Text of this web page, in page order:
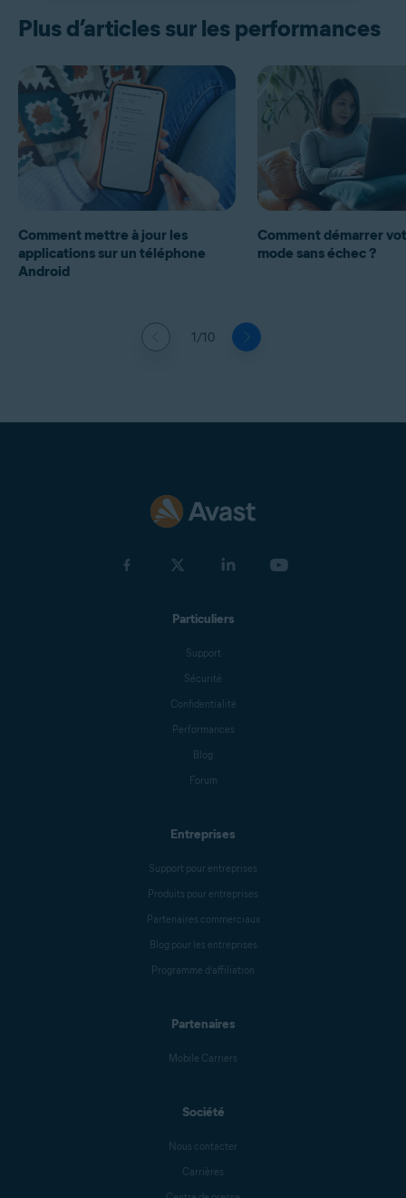
Plus d’articles sur les performances
1/10
Comment mettre à jour les
applications sur un téléphone
Android
Comment démarrer
mode sans échec ?
Particuliers
Support
Sécurité
Confidentialité
Performances
Blog
Forum
Entreprises
Support pour entreprises
Produits pour entreprises
Partenaires commerciaux
Blog pour les entreprises
Programme d’affiliation
Partenaires
Mobile Carriers
Société
Nous contacter
Carrières